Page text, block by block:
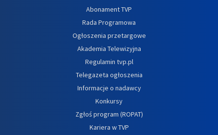
Abonament TVP
Rada Programowa
Ogłoszenia przetargowe
Akademia Telewizyjna
Regulamin tvp.pl
Telegazeta ogłoszenia
Informacje o nadawcy
Konkursy
Zgłoś program (ROPAT)
Kariera w TVP